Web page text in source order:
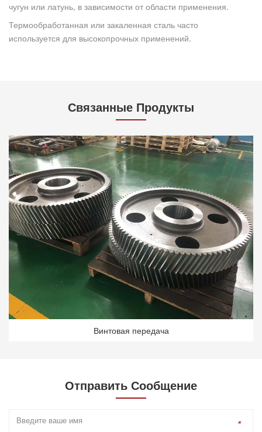
чугун или латунь, в зависимости от области применения.
Термообработанная или закаленная сталь часто
используется для высокопрочных применений.
Связанные Продукты
Винтовая передача
Отправить Сообщение
*